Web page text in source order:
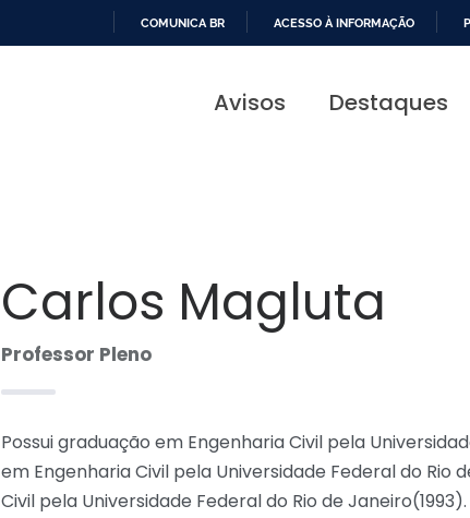
PARA
COMUNICA BR ACESSO À INFORMAÇÃO
Avisos Destaques
Carlos Magluta
Professor Pleno
Possui graduação em Engenharia Civil pela
em Engenharia Civil pela Universidade Federal do Rio
Civil pela Universidade Federal do Rio de